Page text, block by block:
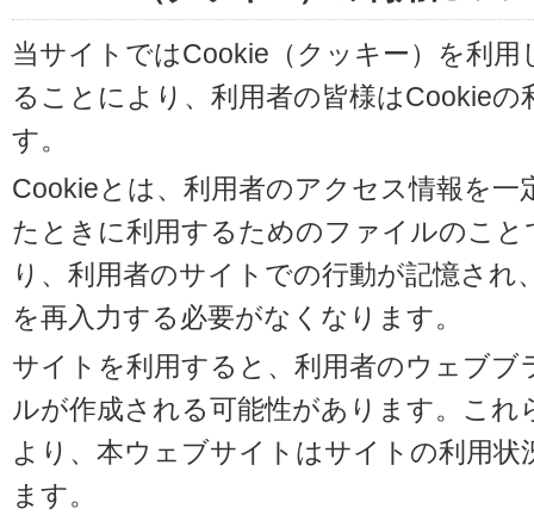
当サイトではCookie（クッキー）を利
ることにより、利用者の皆様はCookie
す。
Cookieとは、利用者のアクセス情報を
たときに利用するためのファイルのこ
り、利用者のサイトでの行動が記憶さ
を再入力する必要がなくなります。
サイトを利用すると、利用者のウェブ
ルが作成される可能性があります。こ
より、本ウェブサイトはサイトの利用
ます。